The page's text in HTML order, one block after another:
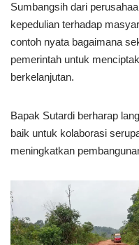
Sumbangsih dari
kepedulian terhadap
contoh nyata bagaimana
pemerintah untuk
berkelanjutan.
Bapak Sutardi berharap
baik untuk kolaborasi
meningkatkan